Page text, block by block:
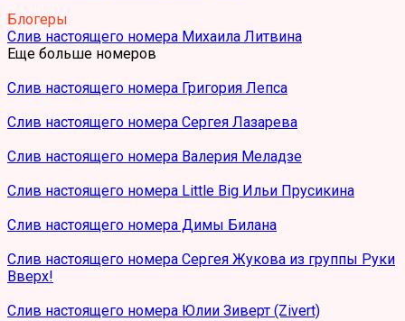
Блогеры
Слив настоящего номера Михаила Литвина
Еще больше номеров
Слив настоящего номера Григория Лепса
Слив настоящего номера Сергея Лазарева
Слив настоящего номера Валерия Меладзе
Слив настоящего номера Little Big Ильи Прусикина
Слив настоящего номера Димы Билана
Слив настоящего номера Сергея Жукова из группы Руки
Вверх!
Слив настоящего номера Юлии Зиверт (Zivert)